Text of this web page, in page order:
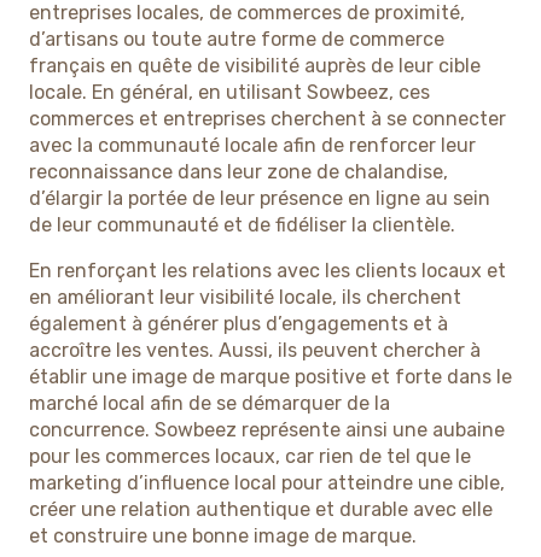
entreprises locales, de commerces de proximité,
d’artisans ou toute autre forme de commerce
français en quête de visibilité auprès de leur cible
locale. En général, en utilisant Sowbeez, ces
commerces et entreprises cherchent à se connecter
avec la communauté locale afin de renforcer leur
reconnaissance dans leur zone de chalandise,
d’élargir la portée de leur présence en ligne au sein
de leur communauté et de fidéliser la clientèle.
En renforçant les relations avec les clients locaux et
en améliorant leur visibilité locale, ils cherchent
également à générer plus d’engagements et à
accroître les ventes. Aussi, ils peuvent chercher à
établir une image de marque positive et forte dans le
marché local afin de se démarquer de la
concurrence. Sowbeez représente ainsi une aubaine
pour les commerces locaux, car rien de tel que le
marketing d’influence local pour atteindre une cible,
créer une relation authentique et durable avec elle
et construire une bonne image de marque.